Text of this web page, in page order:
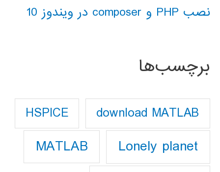
نصب PHP و composer در ویندوز 10
برچسب‌ها
download MATLAB
HSPICE
Lonely planet
MATLAB